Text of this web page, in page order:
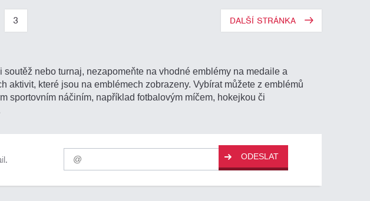
3 DALŠÍ STRÁNKA
nebo turnaj, nezapomeňte na vhodné emblémy na medaile a
které jsou na emblémech zobrazeny. Vybírat můžete z emblémů
sportovním náčiním, například fotbalovým míčem, hokejkou či
Pro
odběr
našich
novinek
ODESLAT